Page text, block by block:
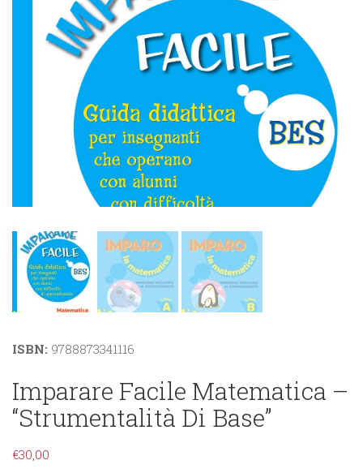
ISBN: 9788873341116
Imparare Facile Matematica –
“Strumentalità Di Base”
€30,00